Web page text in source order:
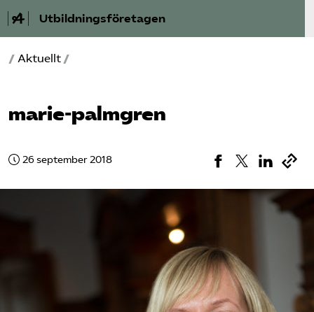
Utbildningsföretagen
Bli medlem
Om Utbildnings­företagen
Mina sidor (almega.se)
Bli medlem
/ Aktuellt /
marie-palmgren
26 september 2018